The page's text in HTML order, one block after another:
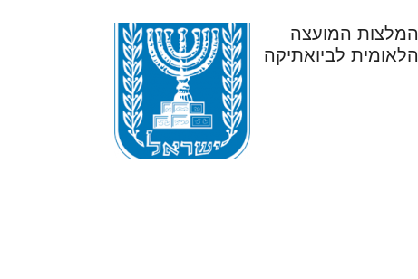
המלצות המועצה
הלאומית לביואתיקה